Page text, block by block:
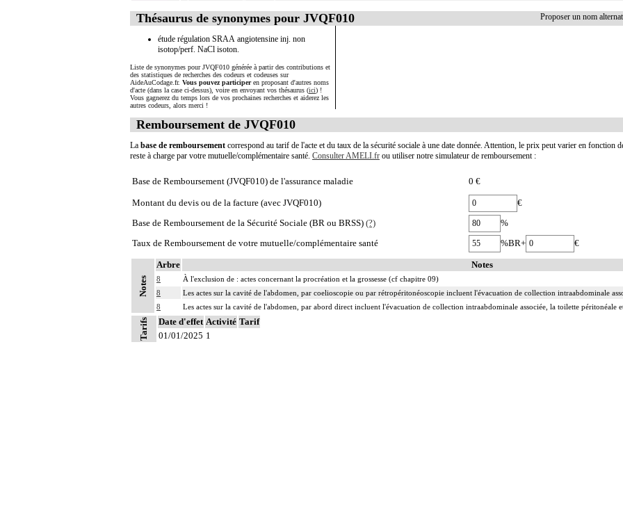
Proposer un nom
Thésaurus de synonymes pour JVQF010
étude régulation SRAA angiotensine inj. non
isotop/perf. NaCl isoton.
Liste de synonymes pour JVQF010 générée à partir des contributions et
des statistiques de recherches des codeurs et codeuses sur
AideAuCodage.fr. Vous pouvez participeren proposant d'autres noms
d'acte (dans la case ci-dessus), voire en envoyant vos thésaurus (ici) !
Vous gagnerez du temps lors de vos prochaines recherches et aiderez les
autres codeurs, alors merci !
Remboursement de JVQF010
La base de remboursement correspond au tarif de l'acte et du taux de la sécurité sociale à une date donnée. Attention, le prix peut varier en
reste à charge par votre mutuelle/complémentaire santé. Consulter AMELI.fr ou utiliser notre simulateur de remboursement :
Base de Remboursement (JVQF010) de l'assurance maladie 0 €
Montant du devis ou de la facture (avec JVQF010)
€
Base de Remboursement de la Sécurité Sociale (BR ou BRSS) (?)
%
Taux de Remboursement de votre mutuelle/complémentaire santé
%BR+ €
Notes
Arbre Notes
8
À l'exclusion de : actes concernant la procréation et la grossesse (cf chapitre 09)
8
Les actes sur la cavité de l'abdomen, par coelioscopie ou par rétropéritonéoscopie incluent l'évacuation de collection intraabdominale
8
Les actes sur la cavité de l'abdomen, par abord direct incluent l'évacuation de collection intraabdominale associée, la toilette péritonéale
Tarifs Date d'effet Activité Tarif
01/01/2025 1